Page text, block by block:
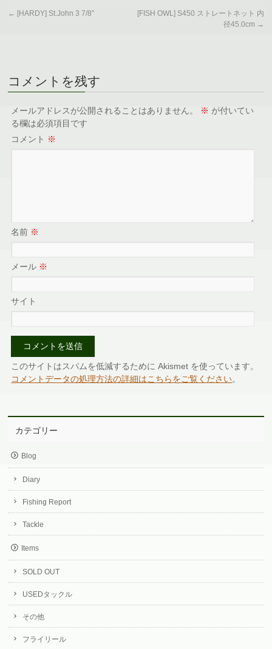
← [HARDY] St.John 3 7/8″
[FISH OWL] S450 ストレートネット 内
径45.0cm →
コメントを残す
メールアドレスが公開されることはありません。 ※ が付いてい
る欄は必須項目です
コメント ※
名前 ※
メール ※
サイト
このサイトはスパムを低減するために Akismet を使っています。
コメントデータの処理方法の詳細はこちらをご覧ください。
カテゴリー
Blog
Diary
Fishing Report
Tackle
Items
SOLD OUT
USEDタックル
その他
フライリール